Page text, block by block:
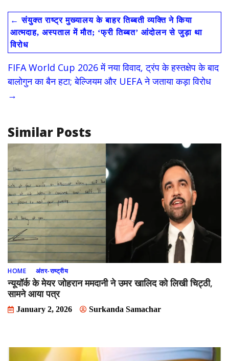
e
b
o
o
k
to
d
n
ai
l
ar
e
← संयुक्त राष्ट्र मुख्यालय के बाहर तिब्बती व्यक्ति ने किया
आत्मदाह, अस्पताल में मौत; ‘फ्री तिब्बत’ आंदोलन से जुड़ा था
विरोध
FIFA World Cup 2026 में नया विवाद, ट्रंप के हस्तक्षेप के बाद
बालोगुन का बैन हटा; बेल्जियम और UEFA ने जताया कड़ा विरोध
→
Similar Posts
HOME अंतर-राष्ट्रीय
न्यूयॉर्क के मेयर जोहरान ममदानी ने उमर खालिद को लिखी चिट्ठी,
सामने आया पत्र
January 2, 2026 Surkanda Samachar